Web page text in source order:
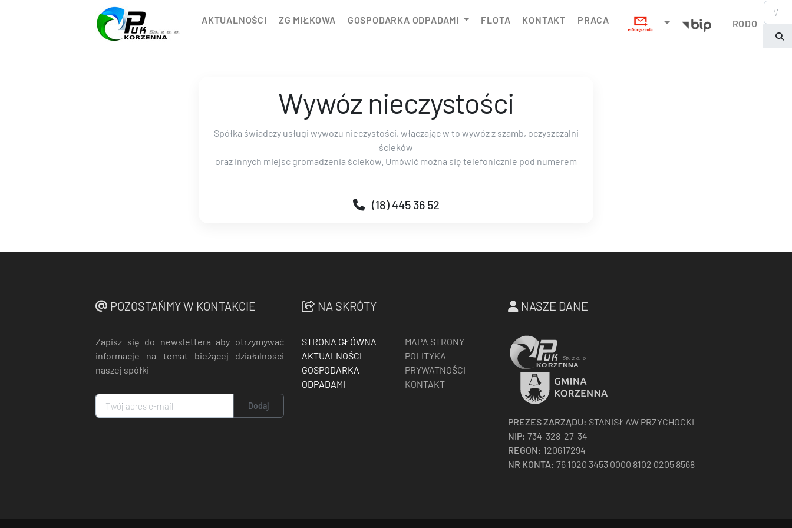
AKTUALNOŚCI ZG MIŁKOWA GOSPODARKA ODPADAMI FLOTA KONTAKT PRACA RODO
Wywóz nieczystości
Spółka świadczy usługi wywozu nieczystości, włączając w to wywóz z szamb, oczyszczalni
ścieków
oraz innych miejsc gromadzenia ścieków. Umówić można się telefonicznie pod numerem
(18) 445 36 52
POZOSTAŃMY W KONTAKCIE
Zapisz się do newslettera aby otrzymywać
informacje na temat bieżącej działalności
naszej spółki
Dodaj
NA SKRÓTY
STRONA GŁÓWNA
AKTUALNOŚCI
GOSPODARKA
ODPADAMI
MAPA STRONY
POLITYKA
PRYWATNOŚCI
KONTAKT
NASZE DANE
PREZES ZARZĄDU: STANISŁAW PRZYCHOCKI
NIP: 734-328-27-34
REGON: 120617294
NR KONTA: 76 1020 3453 0000 8102 0205 8568